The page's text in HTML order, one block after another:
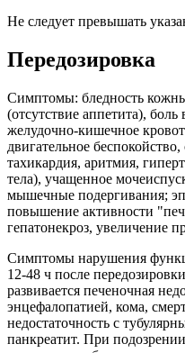
Не следует превышать
Передозировка
Симптомы: бледность
(отсутствие аппетита),
желудочно-кишечное
двигательное
тахикардия, аритмия,
тела), учащенное
мышечные подергивания;
повышение активности
гепатонекроз, увеличение
Симптомы нарушения
12-48 ч после
развивается печеночная
энцефалопатией, кома,
недостаточность с
панкреатит. При